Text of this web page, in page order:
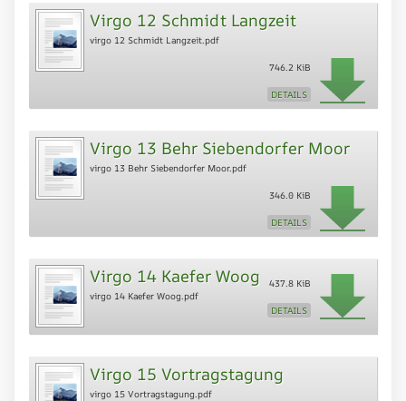
Virgo 12 Schmidt Langzeit
virgo 12 Schmidt Langzeit.pdf
746.2 KiB
DETAILS
Virgo 13 Behr Siebendorfer Moor
virgo 13 Behr Siebendorfer Moor.pdf
346.0 KiB
DETAILS
Virgo 14 Kaefer Woog
virgo 14 Kaefer Woog.pdf
437.8 KiB
DETAILS
Virgo 15 Vortragstagung
virgo 15 Vortragstagung.pdf